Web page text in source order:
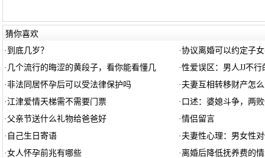
猜你喜欢
· 到底几岁？ ·协议离婚可以约定子
· 几个流行的晦涩的黄段子，看你能看懂几 ·性爱误区：男人JJ不
·非法同居怀孕后可以受法律保护吗 · 夫妻互相转移财产怎
·江津爱情天梯需不需要门票 · 口述：婆媳斗争，两
· 父亲节送什么礼物给爸爸好 ·情侣留言
· 自己生日寄语 · 夫妻性心理：男女性
·女人怀孕前兆有哪些 · 离婚后降低抚养费的